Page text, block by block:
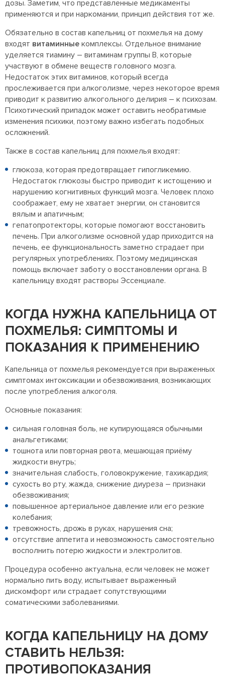
дозы. Заметим, что представленные медикаменты
применяются и при наркомании, принцип действия тот же.
Обязательно в состав капельниц от похмелья на дому
входят витаминные комплексы. Отдельное внимание
уделяется тиамину – витаминам группы В, которые
участвуют в обмене веществ головного мозга.
Недостаток этих витаминов, который всегда
прослеживается при алкоголизме, через некоторое время
приводит к развитию алкогольного делирия – к психозам.
Психотический припадок может оставить необратимые
изменения психики, поэтому важно избегать подобных
осложнений.
Также в состав капельниц для похмелья входят:
глюкоза, которая предотвращает гипогликемию.
Недостаток глюкозы быстро приводит к истощению и
нарушению когнитивных функций мозга. Человек плохо
соображает, ему не хватает энергии, он становится
вялым и апатичным;
гепатопротекторы, которые помогают восстановить
печень. При алкоголизме основной удар приходится на
печень, ее функциональность заметно страдает при
регулярных употреблениях. Поэтому медицинская
помощь включает заботу о восстановлении органа. В
капельницу входят растворы Эссенциале.
КОГДА НУЖНА КАПЕЛЬНИЦА ОТ
ПОХМЕЛЬЯ: СИМПТОМЫ И
ПОКАЗАНИЯ К ПРИМЕНЕНИЮ
Капельница от похмелья рекомендуется при выраженных
симптомах интоксикации и обезвоживания, возникающих
после употребления алкоголя.
Основные показания:
сильная головная боль, не купирующаяся обычными
анальгетиками;
тошнота или повторная рвота, мешающая приёму
жидкости внутрь;
значительная слабость, головокружение, тахикардия;
сухость во рту, жажда, снижение диуреза – признаки
обезвоживания;
повышенное артериальное давление или его резкие
колебания;
тревожность, дрожь в руках, нарушения сна;
отсутствие аппетита и невозможность самостоятельно
восполнить потерю жидкости и электролитов.
Процедура особенно актуальна, если человек не может
нормально пить воду, испытывает выраженный
дискомфорт или страдает сопутствующими
соматическими заболеваниями.
КОГДА КАПЕЛЬНИЦУ НА ДОМУ
СТАВИТЬ НЕЛЬЗЯ:
ПРОТИВОПОКАЗАНИЯ